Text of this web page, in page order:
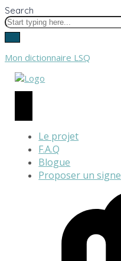
Search
Mon dictionnaire LSQ
Le projet
F.A.Q
Blogue
Proposer un signe